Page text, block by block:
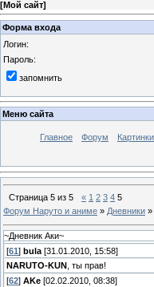
[Мой сайт]
Форма входа
Логин:
Пароль:
запомнить
Меню сайта
Главное Форум Картинки
Страница 5 из 5 « 1 2 3 4 5
Форум Наруто и аниме » Дневники »
~Дневник Аки~
[61 ] bula [31.01.2010, 15:58]
NARUTO-KUN
, ты прав!
[62] AKе [02.02.2010, 08:38]